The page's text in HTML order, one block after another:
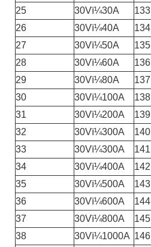
25
30Vï¼30A 133
26
30Vï¼40A 134
27
30Vï¼50A 135
28
30Vï¼60A 136
29
30Vï¼80A 137
30
30Vï¼100A 138
31
30Vï¼200A 139
32
30Vï¼300A 140
33
30Vï¼300A 141
34
30Vï¼400A 142
35
30Vï¼500A 143
36
30Vï¼600A 144
37
30Vï¼800A 145
38
30Vï¼1000A 146